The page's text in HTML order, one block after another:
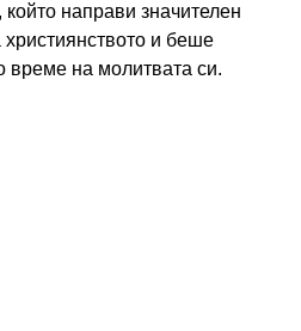
направи значителен
християнството и беше
време на молитвата си.